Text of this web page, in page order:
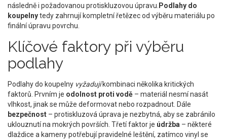
následně i požadovanou protiskluzovou úpravu. Podlahy do
koupelnytedy zahrnují kompletní řetězec od výběru materiálu po
finální úpravu povrchu.
Klíčové faktory při výběru
podlahy
Podlahy do koupelny vyžadujíkombinaci několika kritických
faktorů. Prvním je odolnost proti vodě – materiál nesmí nasát
vlhkost, jinak se může deformovat nebo rozpadnout. Dále
bezpečnost – protiskluzová úprava je nezbytná, aby se zabránilo
uklouznutí na mokrých površích. Třetí faktor je údržba – některé
dlaždice a kameny potřebují pravidelné leštění, zatímco vinyl se